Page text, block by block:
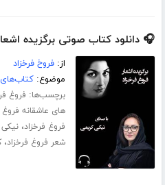
🎧 دانلود کتاب صوتی برگزیده
از:فروخ فرخزاد
موضوع:کتاب‌های
برچسب‌ها: فروغ
های عاشقانه فروغ
فروغ فرخزاد،
شعر فروغ فرخزاد،